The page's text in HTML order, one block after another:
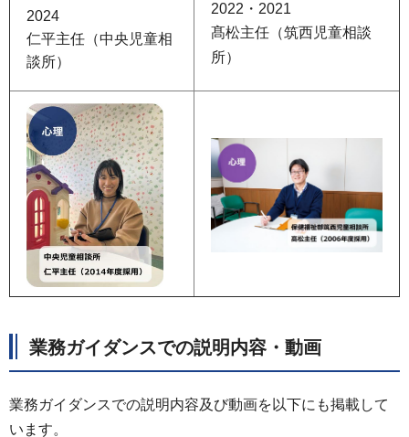
2024
仁平主任（中央児童相
談所）
2022・2021
髙松主任（筑西児童相談
所）
業務ガイダンスでの説明内容・動画
業務ガイダンスでの説明内容及び動画を以下にも掲載して
います。